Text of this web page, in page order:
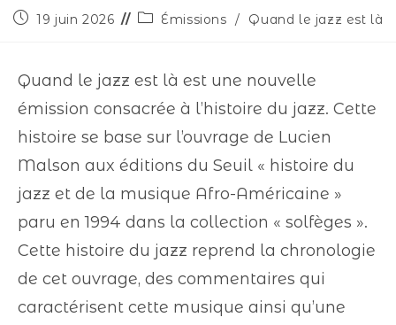
19 juin 2026 Émissions / Quand le jazz est là
Quand le jazz est là est une nouvelle
émission consacrée à l’histoire du jazz. Cette
histoire se base sur l’ouvrage de Lucien
Malson aux éditions du Seuil « histoire du
jazz et de la musique Afro-Américaine »
paru en 1994 dans la collection « solfèges ».
Cette histoire du jazz reprend la chronologie
de cet ouvrage, des commentaires qui
caractérisent cette musique ainsi qu’une